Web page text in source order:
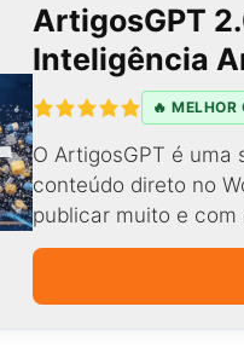
ArtigosGPT
Inteligência
🔥 MELHOR
O ArtigosGPT é
conteúdo direto no
publicar muito e com